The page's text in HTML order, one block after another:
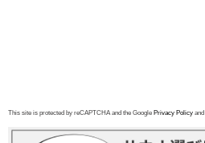
This site is protected by reCAPTCHA and the Google Privacy Policy and